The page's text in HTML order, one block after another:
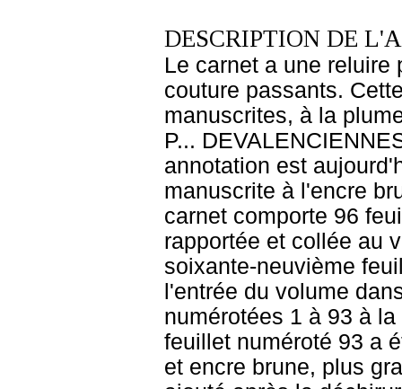
DESCRIPTION DE
Le carnet a une
couture passants.
manuscrites, à la
P...
annotation est
manuscrite à l'encre
carnet comporte 96
rapportée et collée au
soixante-neuvième
l'entrée du volume
numérotées 1 à 93 à
feuillet numéroté 93 a
et encre brune, plus